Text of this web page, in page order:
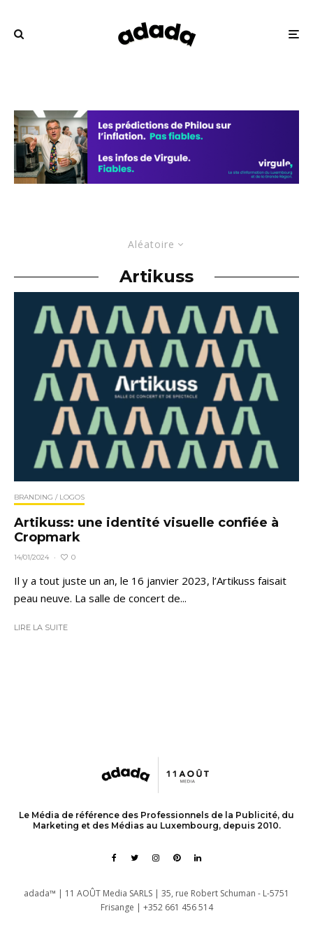
Aléatoire
Artikuss
BRANDING / LOGOS
Artikuss: une identité visuelle confiée à
Cropmark
14/01/2024 · 0
Il y a tout juste un an, le 16 janvier 2023, l’Artikuss faisait
peau neuve. La salle de concert de...
LIRE LA SUITE
Le Média de référence des Professionnels de la Publicité, du
Marketing et des Médias au Luxembourg, depuis 2010.
adada™ | 11 AOÛT Media SARLS | 35, rue Robert Schuman - L-5751
Frisange | +352 661 456 514